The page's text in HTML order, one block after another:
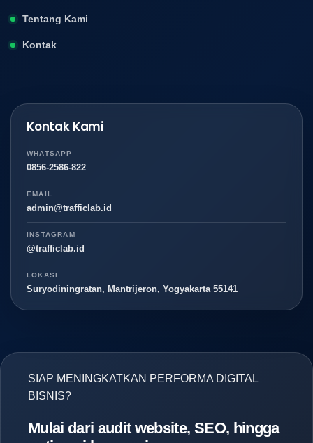
Tentang Kami
Kontak
Kontak Kami
WHATSAPP
0856-2586-822
EMAIL
admin@trafficlab.id
INSTAGRAM
@trafficlab.id
LOKASI
Suryodiningratan, Mantrijeron, Yogyakarta 55141
SIAP MENINGKATKAN PERFORMA DIGITAL
BISNIS?
Mulai dari audit website, SEO, hingga